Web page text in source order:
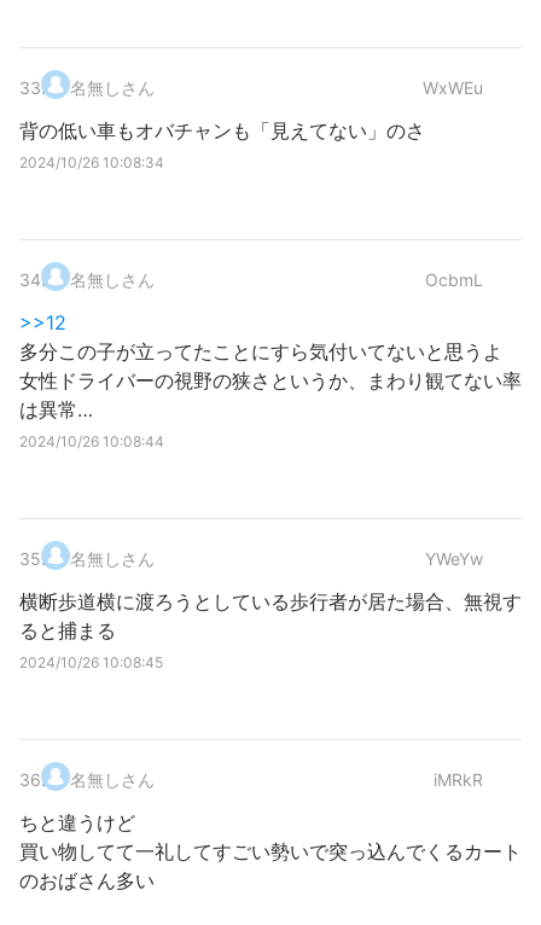
33. 名無しさん WxWEu
背の低い車もオバチャンも「見えてない」のさ
2024/10/26 10:08:34
34. 名無しさん OcbmL
>>12
多分この子が立ってたことにすら気付いてないと思うよ
女性ドライバーの視野の狭さというか、まわり観てない率
は異常…
2024/10/26 10:08:44
35. 名無しさん YWeYw
横断歩道横に渡ろうとしている歩行者が居た場合、無視す
ると捕まる
2024/10/26 10:08:45
36. 名無しさん iMRkR
ちと違うけど
買い物してて一礼してすごい勢いで突っ込んでくるカート
のおばさん多い